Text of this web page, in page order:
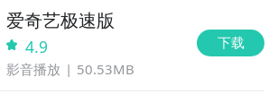
爱奇艺极速版
4.9
影音播放 50.53MB
下载